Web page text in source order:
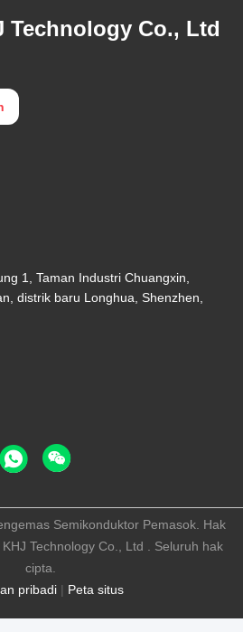
Technology Co., Ltd
1, Taman Industri Chuangxin,
distrik baru Longhua, Shenzhen,
pribadi| Peta situs
Semikonduktor Pemasok. Hak
Technology Co., Ltd . Seluruh hak
cipta.